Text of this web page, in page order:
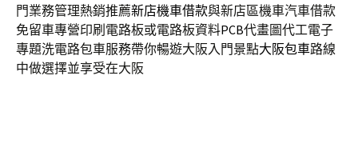
門業務管理熱銷推薦新店機車借款與新店區機車汽車借款
免留車專營印刷電路板或電路板資料PCB代畫圖代工電子
專題洗電路包車服務帶你暢遊大阪入門景點大阪包車路線
中做選擇並享受在大阪